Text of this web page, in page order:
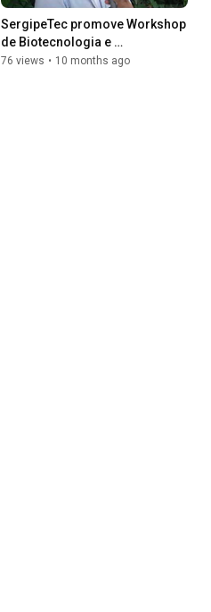
SergipeTec promove Workshop
de Biotecnologia e
Sustentabilidade para
76 views • 10 months ago